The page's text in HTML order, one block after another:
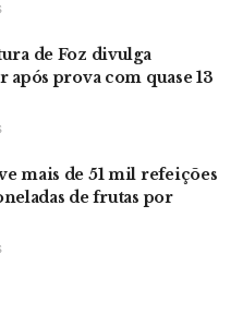
de Foz divulga
prova com quase 13
mais de 51 mil refeições
de frutas por